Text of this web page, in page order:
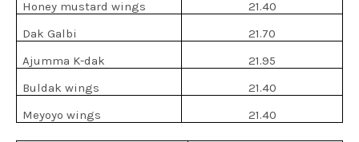
Honey mustard wings
21.40
Dak Galbi
21.70
Ajumma K-dak
21.95
Buldak wings
21.40
Meyoyo wings
21.40